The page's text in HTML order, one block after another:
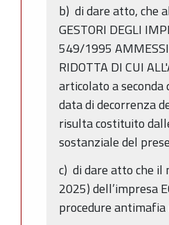
b) di dare atto, che
GESTORI DEGLI
549/1995 AMMESSI
RIDOTTA DI CUI
articolato a
data di decorrenza
risulta costituito
sostanziale del
c) di dare atto che il
2025) dell’impresa
procedure